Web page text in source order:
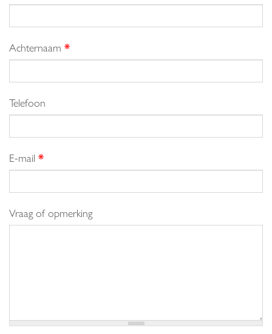
Achternaam *
Telefoon
E-mail *
Vraag of opmerking